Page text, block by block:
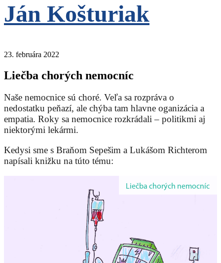
Ján Košturiak
23. februára 2022
Liečba chorých nemocníc
Naše nemocnice sú choré. Veľa sa rozpráva o
nedostatku peňazí, ale chýba tam hlavne oganizácia a
empatia. Roky sa nemocnice rozkrádali – politikmi aj
niektorými lekármi.
Kedysi sme s Braňom Sepešim a Lukášom Richterom
napísali knižku na túto tému: